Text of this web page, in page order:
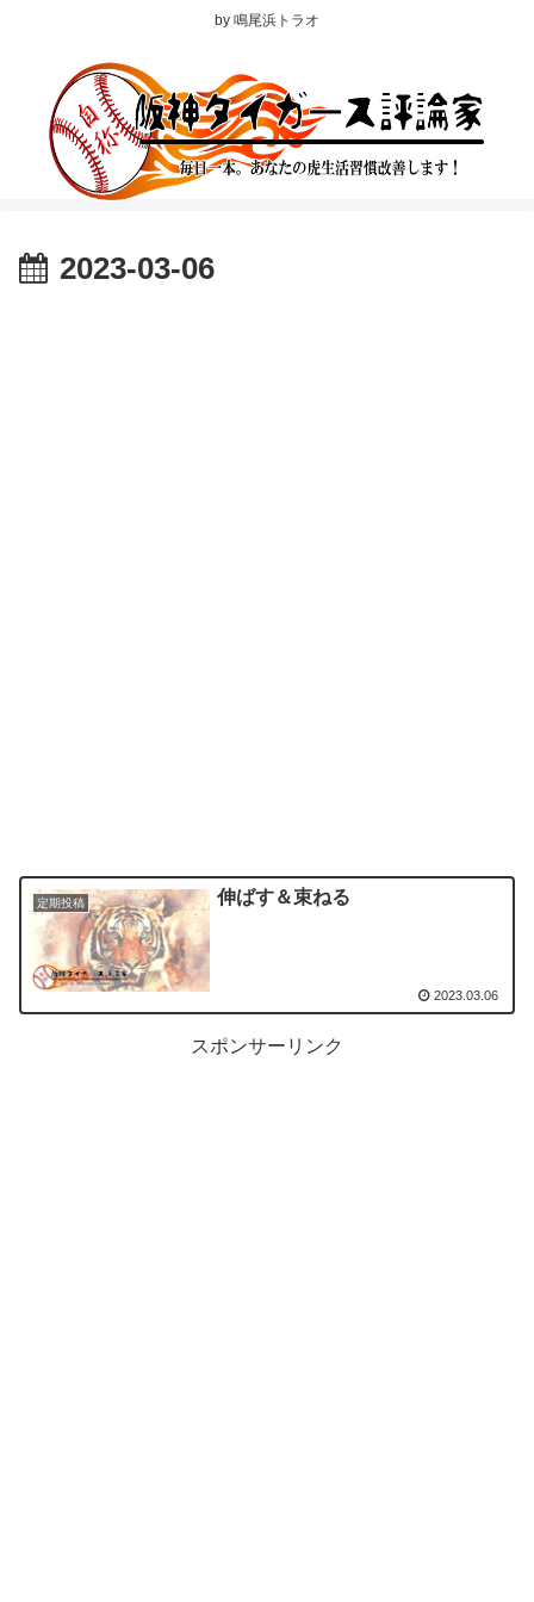
by 鳴尾浜トラオ
2023-03-06
定期投稿 伸ばす＆束ねる
2023.03.06
スポンサーリンク